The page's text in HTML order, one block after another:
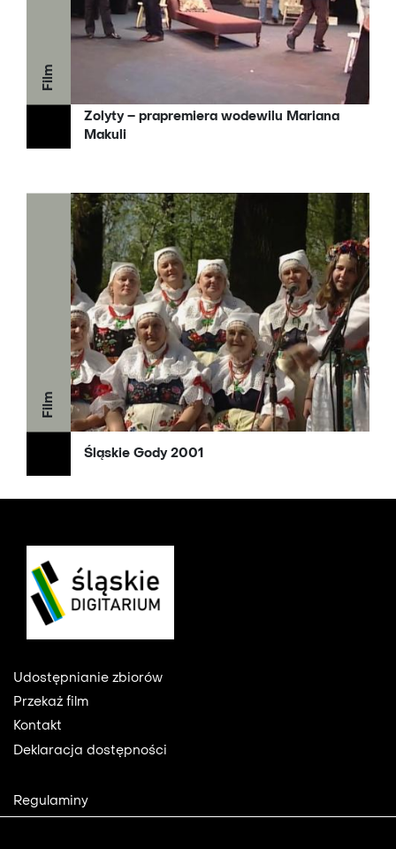
Film
Zolyty – prapremiera wodewilu Mariana
Makuli
Film
Śląskie Gody 2001
Footer
Udostępnianie zbiorów
Przekaż film
Kontakt
Deklaracja dostępności
Footer
2
Regulaminy